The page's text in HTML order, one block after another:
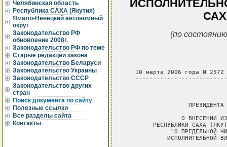
Челябинская область
Республика САХА (Якутия)
Ямало-Ненецкий автономный
округ
Законодательство РФ
обновление 2008г.
Законодательство РФ по теме
Старые редакции закона
Законодательство Беларуси
Законодательство Украины
Законодательство СССР
Законодательство других
стран
Поиск документа по сайту
Полезные ссылки
Все разделы сайта
Контакты
(по
   10 марта 2006 года N 2572
ПРЕЗИДЕНТА
О ВНЕСЕНИИ
РЕСПУБЛИКИ САХА
"О ПРЕДЕЛЬНОЙ
ИСПОЛНИТЕЛЬНОЙ